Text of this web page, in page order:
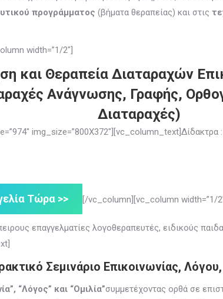
προγράμματος (βήματα θεραπείας) και στις
width=”1/2″]
και Θεραπεία Διαταραχών
Ανάγνωσης, Γραφής,
Διαταραχές)
Τώρα >> [/vc_column][vc_column width=”1/
επαγγελματίες λογοθεραπευτές, ειδικούς
Σεμινάριο Επικοινωνίας,
“Λόγος” και “Ομιλία”συμμετέχοντας ορθά σε